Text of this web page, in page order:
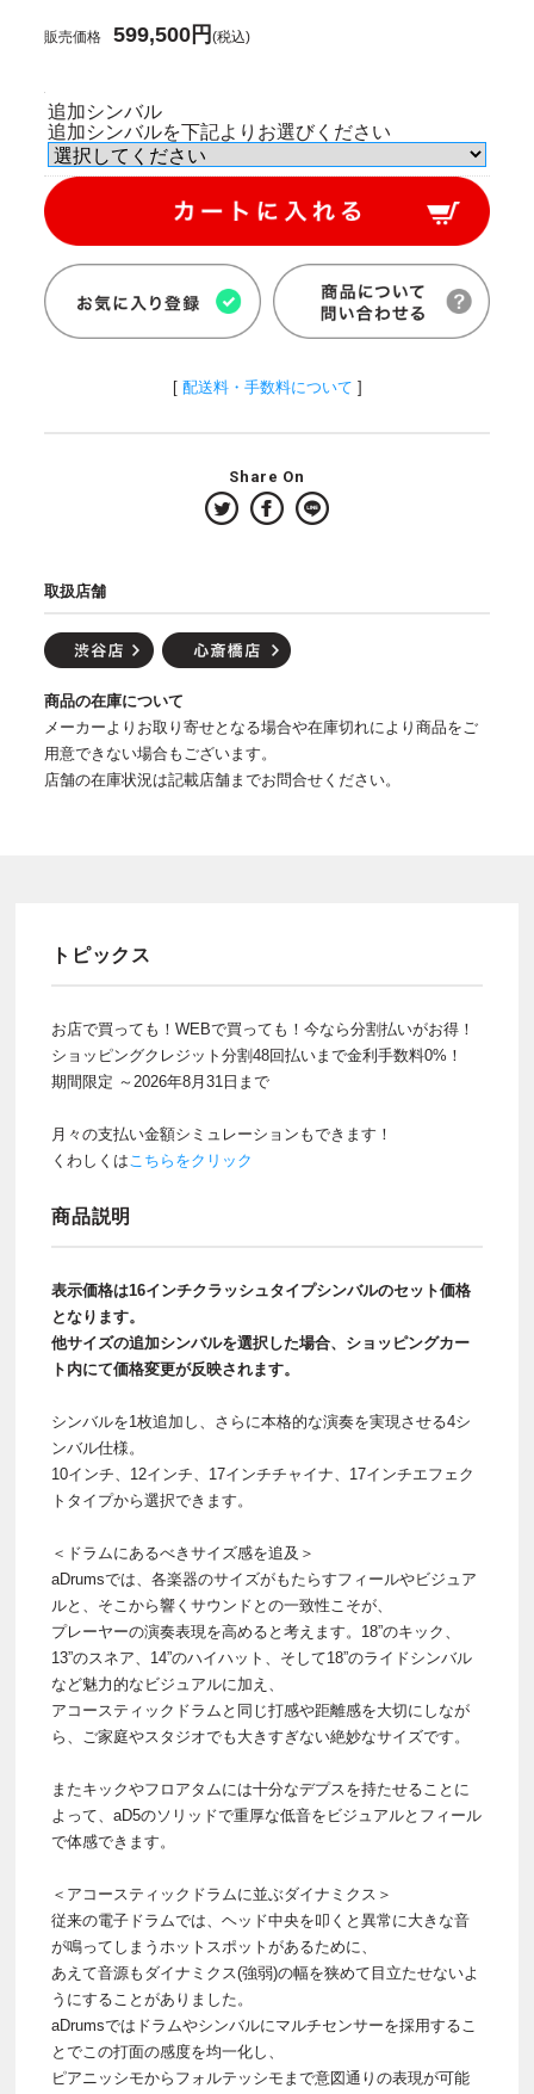
販売価格 599,500円(税込)
追加シンバル
追加シンバルを下記よりお選びください
[ 配送料・手数料について ]
Share On
取扱店舗
商品の在庫について
メーカーよりお取り寄せとなる場合や在庫切れにより商品をご
用意できない場合もございます。
店舗の在庫状況は記載店舗までお問合せください。
トピックス
お店で買っても！WEBで買っても！今なら分割払いがお得！
ショッピングクレジット分割48回払いまで金利手数料0%！
期間限定 ～2026年8月31日まで
月々の支払い金額シミュレーションもできます！
くわしくはこちらをクリック
商品説明
表示価格は16インチクラッシュタイプシンバルのセット価格
となります。
他サイズの追加シンバルを選択した場合、ショッピングカー
ト内にて価格変更が反映されます。
シンバルを1枚追加し、さらに本格的な演奏を実現させる4シ
ンバル仕様。
10インチ、12インチ、17インチチャイナ、17インチエフェク
トタイプから選択できます。
＜ドラムにあるべきサイズ感を追及＞
aDrumsでは、各楽器のサイズがもたらすフィールやビジュア
ルと、そこから響くサウンドとの一致性こそが、
プレーヤーの演奏表現を高めると考えます。18”のキック、
13”のスネア、14”のハイハット、そして18”のライドシンバル
など魅力的なビジュアルに加え、
アコースティックドラムと同じ打感や距離感を大切にしなが
ら、ご家庭やスタジオでも大きすぎない絶妙なサイズです。
またキックやフロアタムには十分なデプスを持たせることに
よって、aD5のソリッドで重厚な低音をビジュアルとフィール
で体感できます。
＜アコースティックドラムに並ぶダイナミクス＞
従来の電子ドラムでは、ヘッド中央を叩くと異常に大きな音
が鳴ってしまうホットスポットがあるために、
あえて音源もダイナミクス(強弱)の幅を狭めて目立たせないよ
うにすることがありました。
aDrumsではドラムやシンバルにマルチセンサーを採用するこ
とでこの打面の感度を均一化し、
ピアニッシモからフォルテッシモまで意図通りの表現が可能